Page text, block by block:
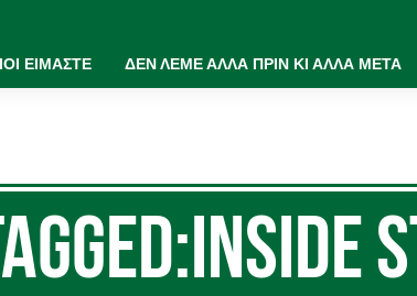
ΕΙΜΑΣΤΕ ΔΕΝ ΛΕΜΕ ΑΛΛΑ ΠΡΙΝ ΚΙ ΑΛΛΑ ΜΕΤΑ